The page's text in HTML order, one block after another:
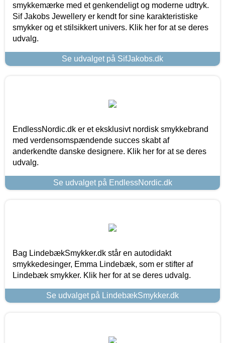
smykkemærke med et genkendeligt og moderne udtryk.
Sif Jakobs Jewellery er kendt for sine karakteristiske
smykker og et stilsikkert univers. Klik her for at se deres
udvalg.
Se udvalget på SifJakobs.dk
EndlessNordic.dk er et eksklusivt nordisk smykkebrand
med verdensomspændende succes skabt af
anderkendte danske designere. Klik her for at se deres
udvalg.
Se udvalget på EndlessNordic.dk
Bag LindebækSmykker.dk står en autodidakt
smykkedesinger, Emma Lindebæk, som er stifter af
Lindebæk smykker. Klik her for at se deres udvalg.
Se udvalget på LindebækSmykker.dk